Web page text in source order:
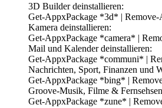
3D Builder deinstallieren:
Get-AppxPackage *3d* | Remove-
Kamera deinstallieren:
Get-AppxPackage *camera* |
Mail und Kalender deinstallieren:
Get-AppxPackage *communi* |
Nachrichten, Sport, Finanzen und
Get-AppxPackage *bing* |
Groove-Musik, Filme &
Get-AppxPackage *zune* |